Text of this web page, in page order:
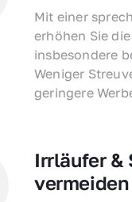
Mit einer
erhöhen Sie
insbesondere
Weniger
geringere
Irrläufer &
vermeiden